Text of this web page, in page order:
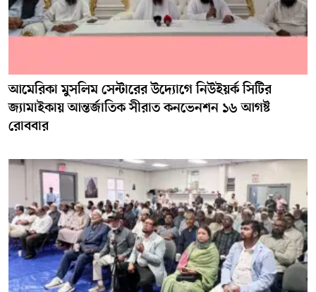
আমেরিকা মুসলিম সেন্টারের উদ্যোগে নিউইয়র্ক সিটির
জ্যামাইকায় আন্তর্জাতিক সীরাত কনভেনশন ১৬ আগষ্ট
রোববার